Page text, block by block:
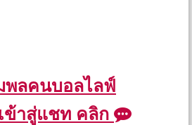
พลคนบอลไลฟ์
ข้าสู่แชท คลิก